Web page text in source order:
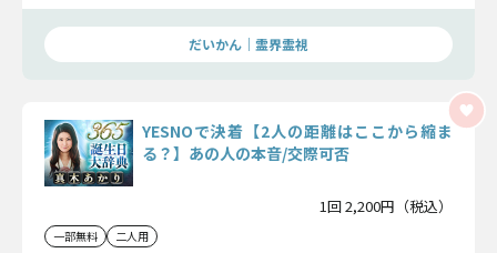
だいかん｜霊界霊視
YESNOで決着【2人の距離はここから縮ま
る？】あの人の本音/交際可否
1回 2,200円（税込）
一部無料 二人用